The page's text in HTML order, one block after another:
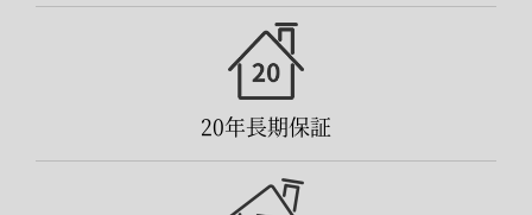
20年長期保証